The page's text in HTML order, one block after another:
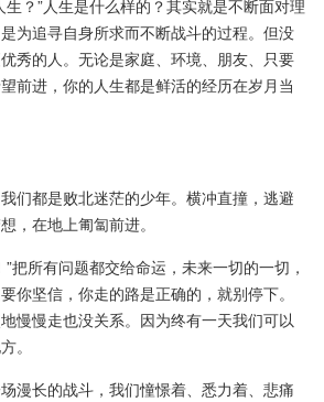
？”人生是什么样的？其实就是不断面对理
为追寻自身所求而不断战斗的过程。但没
秀的人。无论是家庭、环境、朋友、只要
前进，你的人生都是鲜活的经历在岁月当
都是败北迷茫的少年。横冲直撞，逃避
，在地上匍匐前进。
所有问题都交给命运，未来一切的一切，
你坚信，你走的路是正确的，就别停下。
慢慢走也没关系。因为终有一天我们可以
。
长的战斗，我们憧憬着、悉力着、悲痛